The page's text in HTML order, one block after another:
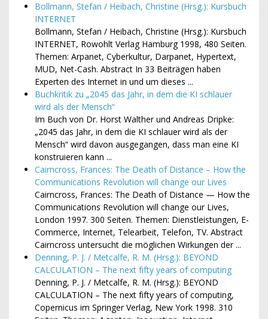
Bollmann, Stefan / Heibach, Christine (Hrsg.): Kursbuch
INTERNET
Bollmann, Stefan / Heibach, Christine (Hrsg.): Kursbuch
INTERNET, Rowohlt Verlag Hamburg 1998, 480 Seiten.
Themen: Arpanet, Cyberkultur, Darpanet, Hypertext,
MUD, Net-Cash. Abstract In 33 Beiträgen haben
Experten des Internet in und um dieses ...
Buchkritik zu „2045 das Jahr, in dem die KI schlauer
wird als der Mensch“
Im Buch von Dr. Horst Walther und Andreas Dripke:
„2045 das Jahr, in dem die KI schlauer wird als der
Mensch“ wird davon ausgegangen, dass man eine KI
konstruieren kann ...
Cairncross, Frances: The Death of Distance – How the
Communications Revolution will change our Lives
Cairncross, Frances: The Death of Distance — How the
Communications Revolution will change our Lives,
London 1997. 300 Seiten. Themen: Dienstleistungen, E-
Commerce, Internet, Telearbeit, Telefon, TV. Abstract
Cairncross untersucht die möglichen Wirkungen der ...
Denning, P. J. / Metcalfe, R. M. (Hrsg.): BEYOND
CALCULATION – The next fifty years of computing
Denning, P. J. / Metcalfe, R. M. (Hrsg.): BEYOND
CALCULATION – The next fifty years of computing,
Copernicus im Springer Verlag, New York 1998. 310